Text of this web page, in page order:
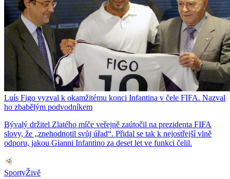
Luís Figo vyzval k okamžitému konci Infantina v čele FIFA. Nazval
ho zbabělým podvodníkem
Bývalý držitel Zlatého míče veřejně zaútočil na prezidenta FIFA
slovy, že „znehodnotil svůj úřad“. Přidal se tak k nejostřejší vlně
odporu, jakou Gianni Infantino za deset let ve funkci čelil.
SportyŽivě